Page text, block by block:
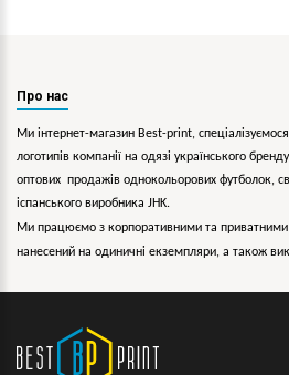
Про нас
Ми інтернет-магазин Best-print,
логотипів компанії на одязі українського бренду
оптових продажів однокольорових футболок,
іспанського виробника JHK.
Ми працюємо з корпоративними та
нанесений на одиничні екземпляри, а також